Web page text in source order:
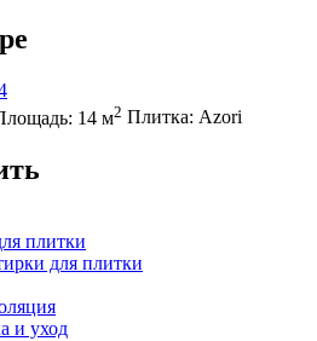
14 м2 Плитка: Azori
плитки
для плитки
и уход